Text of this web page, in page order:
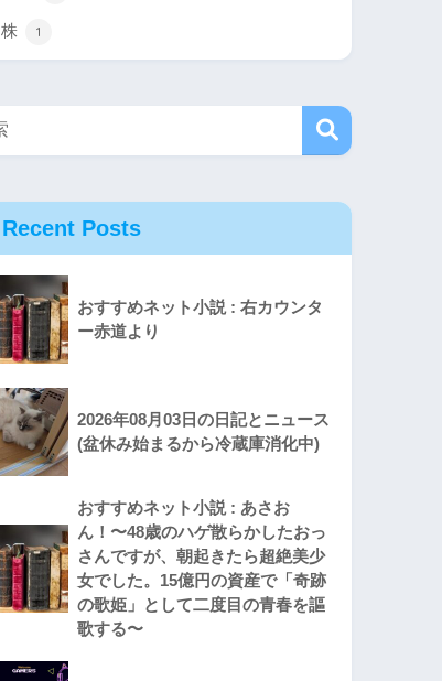
株 1
Recent Posts
おすすめネット小説 : 右カウンタ
ー赤道より
2026年08月03日の日記とニュース
(盆休み始まるから冷蔵庫消化中)
おすすめネット小説 : あさお
ん！〜48歳のハゲ散らかしたおっ
さんですが、朝起きたら超絶美少
女でした。15億円の資産で「奇跡
の歌姫」として二度目の青春を謳
歌する〜